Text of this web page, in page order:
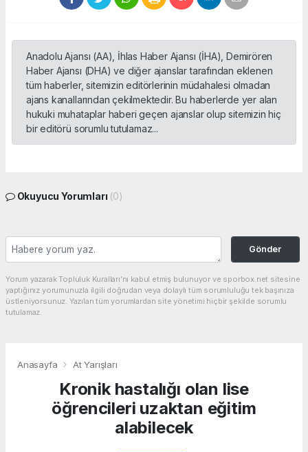
Anadolu Ajansı (AA), İhlas Haber Ajansı (İHA), Demirören
Haber Ajansı (DHA) ve diğer ajanslar tarafından eklenen
tüm haberler, sitemizin editörlerinin müdahalesi olmadan
ajans kanallarından çekilmektedir. Bu haberlerde yer alan
hukuki muhataplar haberi geçen ajanslar olup sitemizin hiç
bir editörü sorumlu tutulamaz...
Okuyucu Yorumları (0)
Gönder
Yorum yazarak Topluluk Kuralları’nı kabul etmiş bulunuyor ve sporbox.net sitesine
yaptığınız yorumunuzla ilgili doğrudan veya dolaylı tüm sorumluluğu tek başınıza
üstleniyorsunuz. Yazılan tüm yorumlardan site yönetimi hiçbir şekilde sorumlu
tutulamaz.
Anasayfa At Yarışları
Kronik hastalığı olan lise
öğrencileri uzaktan eğitim
alabilecek